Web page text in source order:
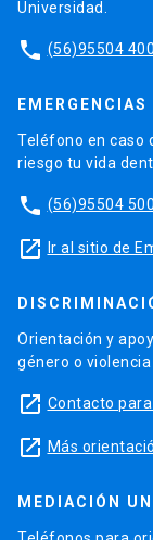
Universidad.
phone (56)95504
EMERGENCIAS
Teléfono en caso
riesgo tu vida
phone (56)95504
launch Ir al sitio de
Orientación y
género o violencia
launch Contacto
launch Más
MEDIACIÓN